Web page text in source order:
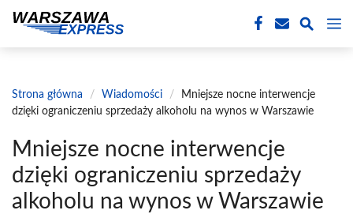
treści
Strona główna / Wiadomości /
Mniejsze nocne interwencje
dzięki ograniczeniu sprzedaży alkoholu na wynos w Warszawie
Mniejsze nocne interwencje
dzięki ograniczeniu sprzedaży
alkoholu na wynos w Warszawie